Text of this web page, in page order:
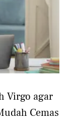
Virgo agar
Cemas